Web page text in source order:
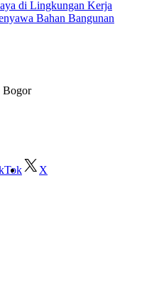
di Lingkungan Kerja
Bahan Bangunan
Bogor
X